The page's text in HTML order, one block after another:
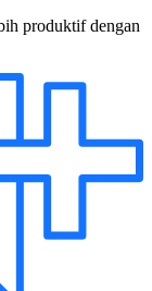
produktif dengan